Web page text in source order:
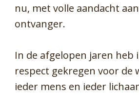
nu, met volle aandacht
ontvanger.
In de afgelopen jaren heb
respect gekregen voor de
ieder mens en ieder